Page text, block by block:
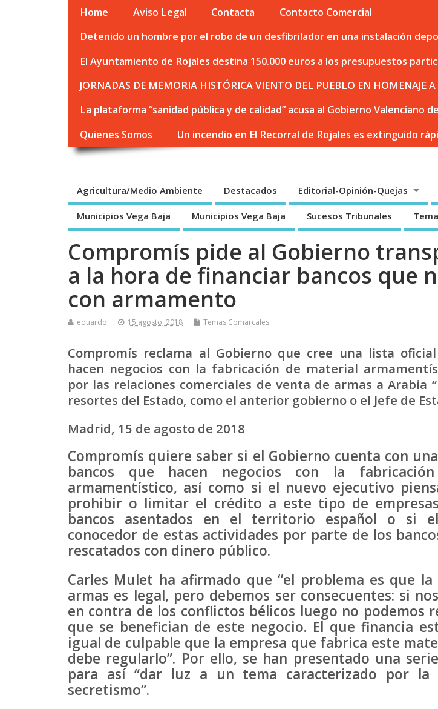
Home Aviso Legal Contacta
Contacto Comercial
Detenido un hombre por el robo de un desfibrilador en una instalación
El Ayuntamiento de Rojales destina 150.000 euros a los presupuestos
JORNADAS DE MEMORIA HISTÓRICA VIENTO DEL PUEBLO EN HOMENAJE
La plataforma “sanidad pública y de calidad” acusa al Gobierno
Quienes Somos
Un incendio en El Recorral de Rojales es extinguido
Agricultura/Medio Ambiente Destacados Editorial-Opinión-Quejas
Municipios Vega Baja Municipios Vega Baja Sucesos Tribunales
Compromís pide al Gobierno
a la hora de financiar bancos que
con armamento
eduardo 15 agosto, 2018 Temas Comarcales
Compromís reclama al Gobierno que cree una lista
hacen negocios con la fabricación de material
por las relaciones comerciales de venta de armas a Arabia
resortes del Estado, como el anterior gobierno o el Jefe de
Madrid, 15 de agosto de 2018
Compromís quiere saber si el Gobierno cuenta con
bancos que hacen negocios con la
armamentístico, así como si el nuevo ejecutivo
prohibir o limitar el crédito a este tipo de
bancos asentados en el territorio español o si
conocedor de estas actividades por parte de los
rescatados con dinero público.
Carles Mulet ha afirmado que “el problema es que
armas es legal, pero debemos ser consecuentes: si
en contra de los conflictos bélicos luego no podemos
que se benefician de este negocio. El que financia
igual de culpable que la empresa que fabrica este
debe regularlo”. Por ello, se han presentado una
para así “dar luz a un tema caracterizado por la
secretismo”.